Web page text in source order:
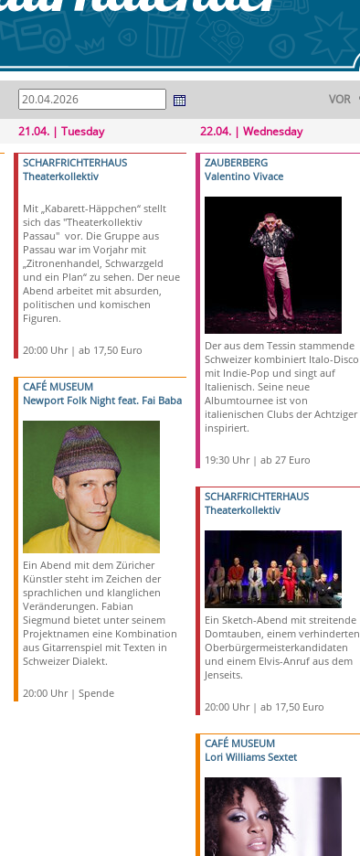
VOR
21.04. | Tuesday
SCHARFRICHTERHAUS
Theaterkollektiv
Mit „Kabarett-Häppchen“ stellt
sich das "Theaterkollektiv
Passau" vor. Die Gruppe aus
Passau war im Vorjahr mit
„Zitronenhandel, Schwarzgeld
und ein Plan“ zu sehen. Der neue
Abend arbeitet mit absurden,
politischen und komischen
Figuren.
20:00 Uhr | ab 17,50 Euro
CAFÉ MUSEUM
Newport Folk Night feat. Fai Baba
Ein Abend mit dem Züricher
Künstler steht im Zeichen der
sprachlichen und klanglichen
Veränderungen. Fabian
Siegmund bietet unter seinem
Projektnamen eine Kombination
aus Gitarrenspiel mit Texten in
Schweizer Dialekt.
20:00 Uhr | Spende
22.04. | Wednesday
ZAUBERBERG
Valentino Vivace
Der aus dem Tessin stammende
Schweizer kombiniert Italo-Disco
mit Indie-Pop und singt auf
Italienisch. Seine neue
Albumtournee ist von
italienischen Clubs der Achtziger
inspiriert.
19:30 Uhr | ab 27 Euro
SCHARFRICHTERHAUS
Theaterkollektiv
Ein Sketch-Abend mit streitende
Domtauben, einem verhinderten
Oberbürgermeisterkandidaten
und einem Elvis-Anruf aus dem
Jenseits.
20:00 Uhr | ab 17,50 Euro
CAFÉ MUSEUM
Lori Williams Sextet